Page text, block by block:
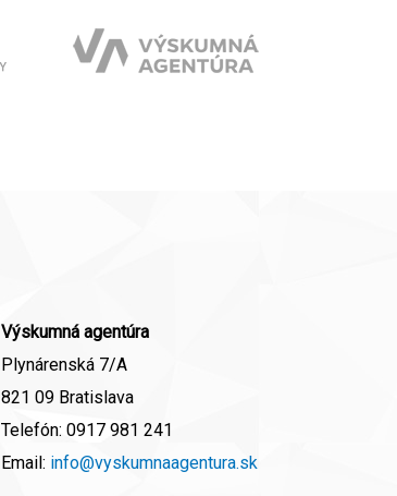
Výskumná agentúra
Plynárenská 7/A
821 09 Bratislava
Telefón: 0917 981 241
Email: info@vyskumnaagentura.sk